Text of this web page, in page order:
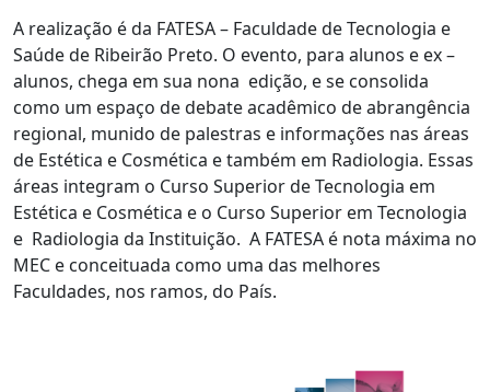
A realização é da FATESA – Faculdade de Tecnologia e
Saúde de Ribeirão Preto. O evento, para alunos e ex –
alunos, chega em sua nona edição, e se consolida
como um espaço de debate acadêmico de abrangência
regional, munido de palestras e informações nas áreas
de Estética e Cosmética e também em Radiologia. Essas
áreas integram o Curso Superior de Tecnologia em
Estética e Cosmética e o Curso Superior em Tecnologia
e Radiologia da Instituição. A FATESA é nota máxima no
MEC e conceituada como uma das melhores
Faculdades, nos ramos, do País.